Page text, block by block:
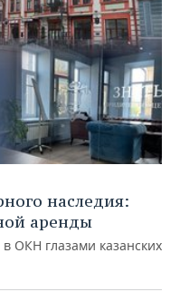
наследия:
аренды
ОКН глазами казанских